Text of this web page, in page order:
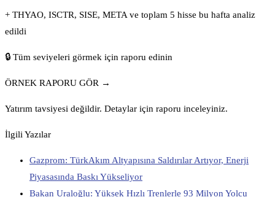
+ THYAO, ISCTR, SISE, META ve toplam 5 hisse bu hafta analiz
edildi
🔒 Tüm seviyeleri görmek için raporu edinin
ÖRNEK RAPORU GÖR →
Yatırım tavsiyesi değildir. Detaylar için raporu inceleyiniz.
İlgili Yazılar
Gazprom: TürkAkım Altyapısına Saldırılar Artıyor, Enerji
Piyasasında Baskı Yükseliyor
Bakan Uraloğlu: Yüksek Hızlı Trenlerle 93 Milyon Yolcu